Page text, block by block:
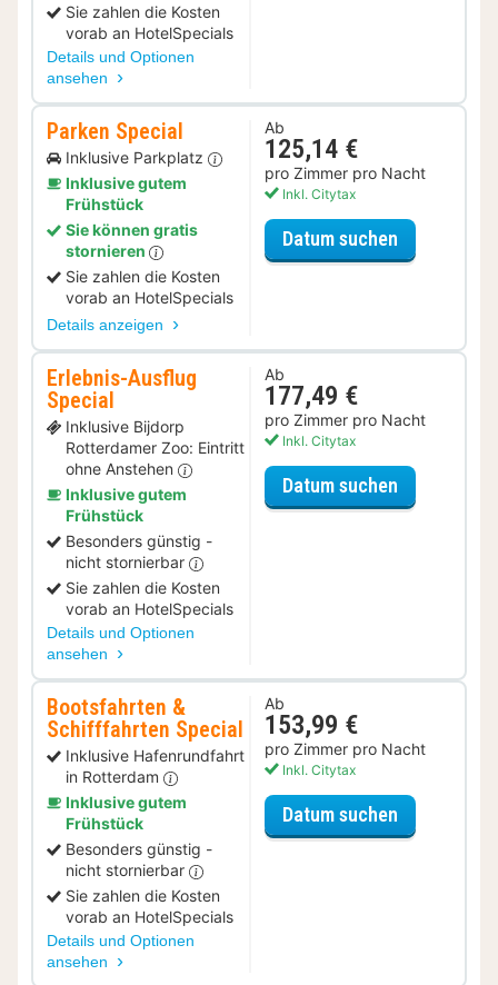
Sie zahlen die Kosten
vorab an HotelSpecials
Details und Optionen
ansehen
Parken Special
Inklusive Parkplatz
Inklusive gutem
Frühstück
Sie können gratis
stornieren
Sie zahlen die Kosten
vorab an HotelSpecials
Details anzeigen
Ab
125,14 €
pro Zimmer pro Nacht
Inkl. Citytax
Datum suchen
Erlebnis-Ausflug
Special
Inklusive Bijdorp
Rotterdamer Zoo: Eintritt
ohne Anstehen
Inklusive gutem
Frühstück
Besonders günstig -
nicht stornierbar
Sie zahlen die Kosten
vorab an HotelSpecials
Details und Optionen
ansehen
Ab
177,49 €
pro Zimmer pro Nacht
Inkl. Citytax
Datum suchen
Bootsfahrten &
Schifffahrten Special
Inklusive Hafenrundfahrt
in Rotterdam
Inklusive gutem
Frühstück
Besonders günstig -
nicht stornierbar
Sie zahlen die Kosten
vorab an HotelSpecials
Details und Optionen
ansehen
Ab
153,99 €
pro Zimmer pro Nacht
Inkl. Citytax
Datum suchen